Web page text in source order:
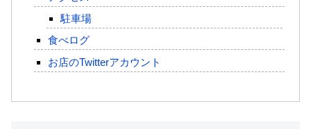
駐車場
食べログ
お店のTwitterアカウント